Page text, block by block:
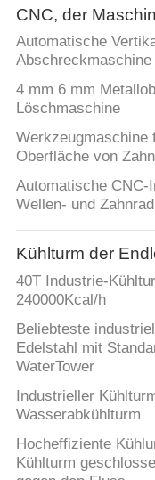
CNC, der
Automatische
Abschreckmaschine
4 mm 6 mm
Löschmaschine
Werkzeugmaschine
Oberfläche von
Automatische CNC-
Wellen- und
Kühlturm der
40T Industrie-
240000Kcal/h
Beliebteste
Edelstahl mit
WaterTower
Industrieller
Wasserabkühlturm
Hocheffiziente
Kühlturm